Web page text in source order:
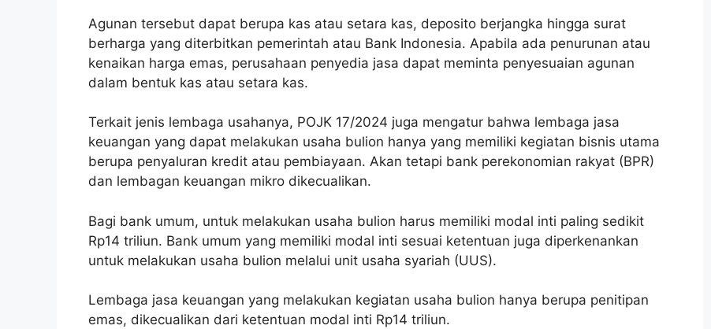
Agunan tersebut dapat berupa kas atau setara kas, deposito berjangka hingga surat
berharga yang diterbitkan pemerintah atau Bank Indonesia. Apabila ada penurunan atau
kenaikan harga emas, perusahaan penyedia jasa dapat meminta penyesuaian agunan
dalam bentuk kas atau setara kas.
Terkait jenis lembaga usahanya, POJK 17/2024 juga mengatur bahwa lembaga jasa
keuangan yang dapat melakukan usaha bulion hanya yang memiliki kegiatan bisnis utama
berupa penyaluran kredit atau pembiayaan. Akan tetapi bank perekonomian rakyat (BPR)
dan lembagan keuangan mikro dikecualikan.
Bagi bank umum, untuk melakukan usaha bulion harus memiliki modal inti paling sedikit
Rp14 triliun. Bank umum yang memiliki modal inti sesuai ketentuan juga diperkenankan
untuk melakukan usaha bulion melalui unit usaha syariah (UUS).
Lembaga jasa keuangan yang melakukan kegiatan usaha bulion hanya berupa penitipan
emas, dikecualikan dari ketentuan modal inti Rp14 triliun.